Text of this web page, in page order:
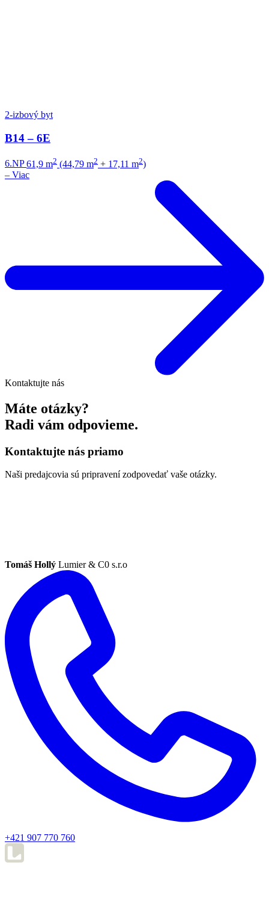
2-izbový byt
B14 – 6E
6.NP 61,9 m2 (44,79 m2 + 17,11 m2)
– Viac
Kontaktujte nás
Máte otázky?
Radi vám odpovieme.
Kontaktujte nás priamo
Naši predajcovia sú pripravení zodpovedať vaše otázky.
Tomáš Hollý Lumier & C0 s.r.o
+421 907 770 760